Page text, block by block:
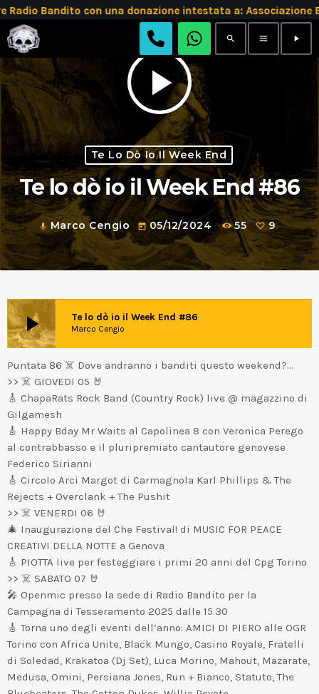
Bandito con una donazione intestata a: Associazione
search menu play_arrow
play_arrow
Te Lo Dò Io Il Week End
Te lo dò io il Week End #86
mic Marco Cengio today 05/12/2024 55 9
play_arrow Te lo dò io il Week End #86
Marco Cengio
Puntata 86 ☠️ Dove andranno i banditi questo weekend?…
>> ☠️ GIOVEDI 05 🤘
🎸 ChapaRats Rock Band (Country Rock) live @ magazzino di
Gilgamesh
🎸 Happy Bday Mr Waits al Capolinea 8 con Veronica Perego
al contrabbasso e il pluripremiato cantautore genovese
Federico Sirianni
🎸 Circolo Arci Margot di Carmagnola Karl Phillips & The
Rejects + Overclank + The Pushit
>> ☠️ VENERDI 06 🤘
🎄 Inaugurazione del Che Festival! di MUSIC FOR PEACE
CREATIVI DELLA NOTTE a Genova
🎸 PIOTTA live per festeggiare i primi 20 anni del Cpg Torino
>> ☠️ SABATO 07 🤘
🎤 Openmic presso la sede di Radio Bandito per la
Campagna di Tesseramento 2025 dalle 15.30
🎸 Torna uno degli eventi dell’anno: AMICI DI PIERO alle OGR
Torino con Africa Unite, Black Mungo, Casino Royale, Fratelli
di Soledad, Krakatoa (Dj Set), Luca Morino, Mahout, Mazarate,
Medusa, Omini, Persiana Jones, Run + Bianco, Statuto, The